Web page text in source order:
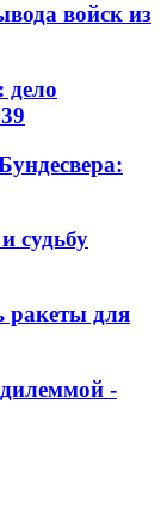
войск из
дело
судьбу
ракеты для
-